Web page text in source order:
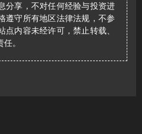
分享，不对任何经验与投资进
遵守所有地区法律法规，不参
内容未经许可，禁止转载、
。